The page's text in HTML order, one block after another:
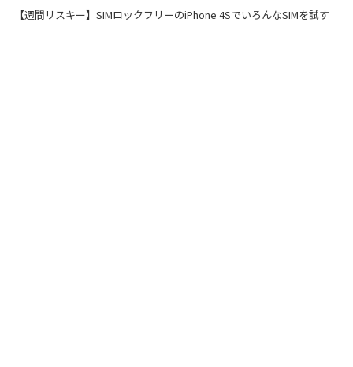
【週間リスキー】SIMロックフリーのiPhone 4SでいろんなSIMを試す